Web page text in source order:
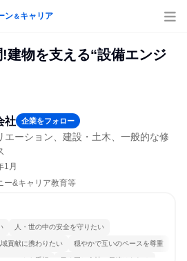
ン＆キャリア
!建物を支える“設備エンジ
社 企業をフォロー
エーション、建設・土木、一般的な修
1月
ー&キャリア教育等
人・世の中の安全を守りたい
貢献に携わりたい 穏やかで互いのペースを尊重